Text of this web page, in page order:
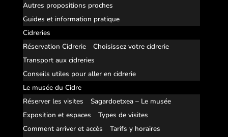
Autres propositions proches
Guides et information pratique
Cidreries
Réservation Cidrerie
Choisissez votre cidrerie
Transport aux cidreries
Conseils utiles pour aller en cidrerie
Le musée du Cidre
Réserver les visites
Sagardoetxea – Le musée
Exposition et espaces
Types de visites
Comment arriver et accès
Tarifs y horaires